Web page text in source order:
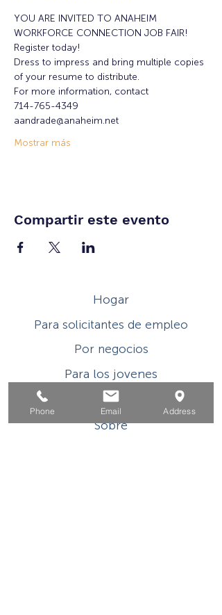
YOU ARE INVITED TO ANAHEIM
WORKFORCE CONNECTION JOB FAIR!
Register today!
Dress to impress and bring multiple copies
of your resume to distribute.
For more information, contact
714-765-4349
aandrade@anaheim.net
Mostrar más
Compartir este evento
Hogar
Para solicitantes de empleo
Por negocios
Para los jovenes
Eventos
Sobre
Phone Email Address